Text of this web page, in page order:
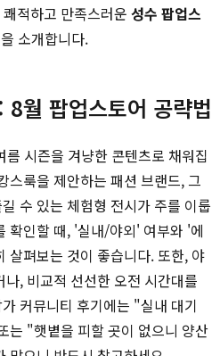
적하고 만족스러운 성수 팝업스
소개합니다.
월 팝업스토어 공략법
시즌을 겨냥한 콘텐츠로 채워집
스룩을 제안하는 패션 브랜드, 그
수 있는 체험형 전시가 주를 이룹
확인할 때, '실내/야외' 여부와 '에
살펴보는 것이 좋습니다. 또한, 야
, 비교적 선선한 오전 시간대를
커뮤니티 후기에는 "실내 대기
는 "햇볕을 피할 곳이 없으니 양산